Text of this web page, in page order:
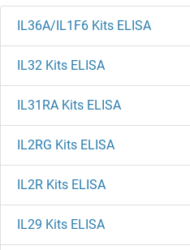
IL36A/IL1F6 Kits ELISA
IL32 Kits ELISA
IL31RA Kits ELISA
IL2RG Kits ELISA
IL2R Kits ELISA
IL29 Kits ELISA